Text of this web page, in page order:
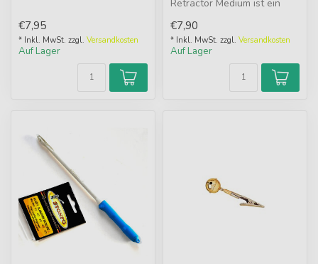
€7,95
* Inkl. MwSt. zzgl. Versandkosten
Auf Lager
Retractor Medium ist ein
kleine ...
€7,90
* Inkl. MwSt. zzgl. Versandkosten
Auf Lager